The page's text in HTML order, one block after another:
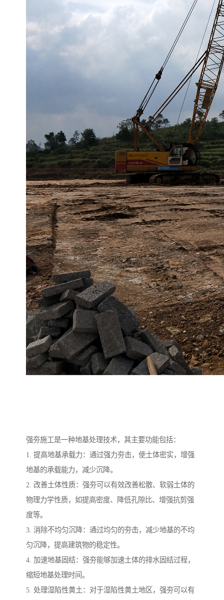
强夯施工是一种地基处理技术，其主要功能包括：
1. 提高地基承载力：通过强力夯击，使土体密实，增强
地基的承载能力，减少沉降。
2. 改善土体性质：强夯可以有效改善松散、软弱土体的
物理力学性质，如提高密度、降低孔隙比、增强抗剪强
度等。
3. 消除不均匀沉降：通过均匀的夯击，减少地基的不均
匀沉降，提高建筑物的稳定性。
4. 加速地基固结：强夯能够加速土体的排水固结过程，
缩短地基处理时间。
5. 处理湿陷性黄土：对于湿陷性黄土地区，强夯可以有